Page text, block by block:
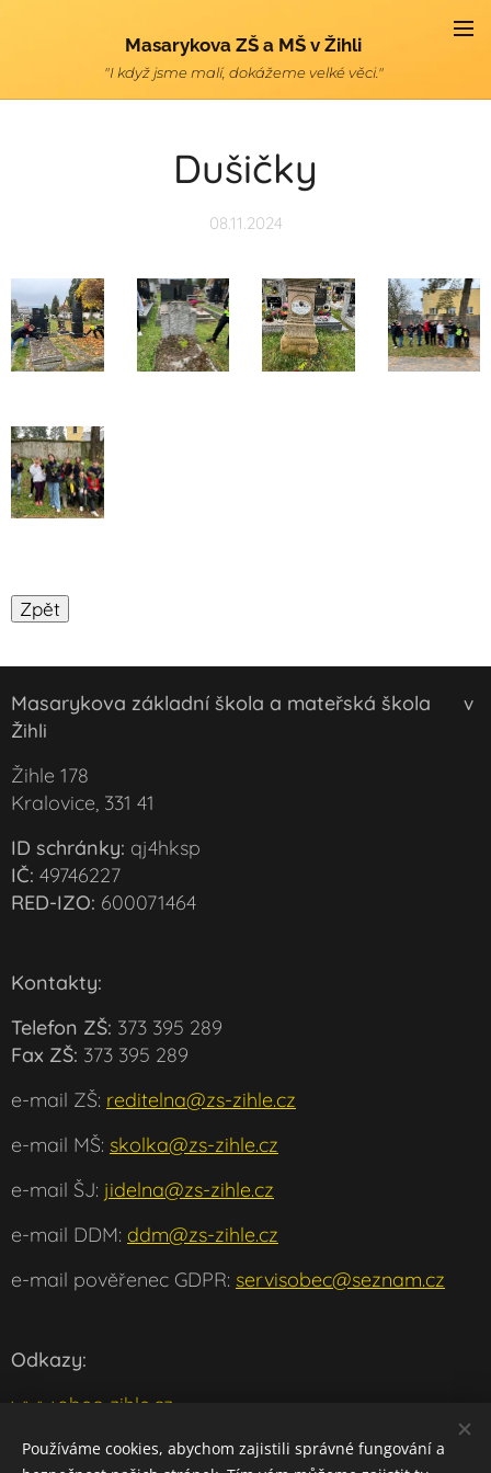
Masarykova ZŠ a MŠ v Žihli
"I když jsme malí, dokážeme velké věci."
Dušičky
08.11.2024
Masarykova základní škola a mateřská škola v
Žihli
Žihle 178
Kralovice, 331 41
ID schránky: qj4hksp
IČ: 49746227
RED-IZO: 600071464
Kontakty:
Telefon ZŠ: 373 395 289
Fax ZŠ: 373 395 289
e-mail ZŠ: reditelna@zs-zihle.cz
e-mail MŠ: skolka@zs-zihle.cz
e-mail ŠJ: jidelna@zs-zihle.cz
e-mail DDM: ddm@zs-zihle.cz
e-mail pověřenec GDPR: servisobec@seznam.cz
Odkazy:
www.obec-zihle.cz
www.msmt.cz
Používáme cookies, abychom zajistili správné fungování a